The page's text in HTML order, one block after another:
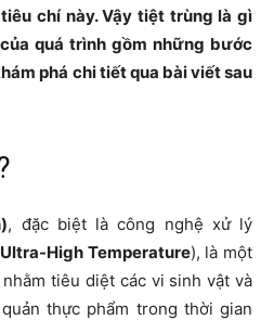
chí này. Vậy tiệt trùng là gì
quá trình gồm những bước
phá chi tiết qua bài viết sau
, đặc biệt là công nghệ xử lý
Ultra-High Temperature), là một
tiêu diệt các vi sinh vật và
thực phẩm trong thời gian